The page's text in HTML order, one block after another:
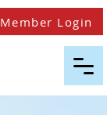
Member Login